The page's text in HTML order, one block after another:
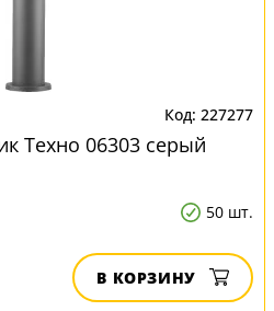
227277
Техно 06303 серый
50 шт.
В КОРЗИНУ